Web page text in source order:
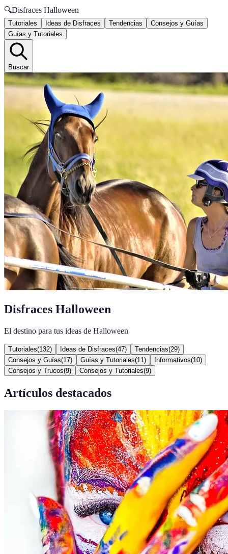
🔍Disfraces Halloween
Tutoriales Ideas de Disfraces Tendencias
Consejos y Guías
Guías y Tutoriales
Buscar
Disfraces Halloween
El destino para tus ideas de Halloween
Tutoriales(132) Ideas de Disfraces(47) Tendencias(29)
Consejos y Guías(17) Guías y Tutoriales(11 ) Informativos(10)
Consejos y Trucos(9) Consejos y Tutoriales(9)
Artículos destacados